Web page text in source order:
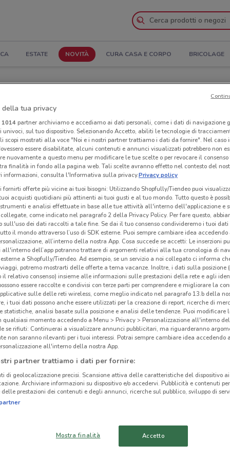
ESTATE NOVITÀ CURA CASA E CORPO BRICOLAGE
e Indirizzi
a Thiene
volantini nella tua zona. Riprova più tardi.
VALDAGNO VICENZA
ROVERETO
della tua privacy
1014partner archiviamo e accediamo ai dati personali, come i dati di navigazione
sul tuo dispositivo. Selezionando Accetto, abiliti le tecnologie di
scopi mostrati alla voce "Noi e i nostri partner trattiamo i dati da fornire". Nel caso
essere disabilitate, alcuni contenuti e annunci visualizzati potrebbero non
nuovamente a questo menu per modificare le tue scelte o per revocare il
finalità in fondo alla pagina web. Tali scelte avranno effetto nel contesto del
informazioni, consulta l'Informativa sulla privacy.Privacy policy
fornirti offerte più vicine ai tuoi bisogni: Utilizzando Shopfully/Tiendeo puoi
acquisti quotidiani più attinenti ai tuoi gusti e al tuo mondo. Tutto questo è
e analisi effettuate in base alle tue attività all'interno dell'applicazione e
come indicato nel paragrafo 2 della Privacy Policy. Per fare questo,
sull'uso dei dati raccolti a tale fine. Se dai il tuo consenso condivideremo i tuoi dati
il mondo attraverso l’uso di SDK esterne. Puoi sempre cambiare idea accedendo
all’interno della nostra App. Cosa succede se accetti: Le inserzioni
all'interno dell’app potranno trattare di argomenti relativi alla tua cronologia di
a Shopfully/Tiendeo. Ad esempio, se un servizio a noi collegato ci informa
potremo mostrarti delle offerte a tema vacanze. Inoltre, i dati sulla posizione
il relativo consenso) insieme alle informazioni sulle prestazioni della rete e agli
essere raccolte e condivisi con terze parti per comprendere e migliorare la
sulle delle reti wireless, come meglio indicato nel paragrafo 13.b della
i tuoi dati possono anche essere utilizzati per la creazione di report, ricerche di
statistiche, analisi basate sulla posizione e analisi delle tendenze. Puoi modificare
qualsiasi momento accedendo a Menu > Privacy > Personalizzazione all'interno
se rifiuti: Continuerai a visualizzare annunci pubblicitari, ma riguarderanno
non saranno rilevanti per i tuoi interessi. Potrai sempre cambiare idea accedendo
all'interno della nostra App.
partner trattiamo i dati per fornire:
di geolocalizzazione precisi. Scansione attiva delle caratteristiche del dispositivo
Archiviare informazioni su dispositivo e/o accedervi. Pubblicità e contenuti
prestazioni dei contenuti e degli annunci, ricerche sul pubblico, sviluppo di
Mostra finalità Accetto